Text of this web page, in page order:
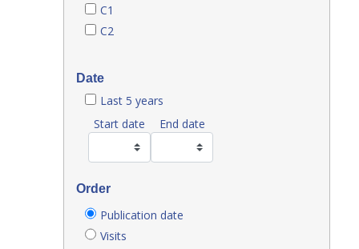
C1
C2
Date
Last 5 years
Start date
End date
Order
Publication date
Visits